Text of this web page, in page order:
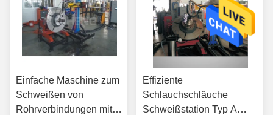
Einfache Maschine zum
Schweißen von
Rohrverbindungen mit
Effiziente
Schlauchschläuche
Schweißstation Typ A